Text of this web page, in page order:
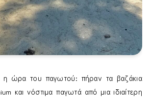
η ώρα του παγωτού: πήραν τα βαζάκια
και νόστιμα παγωτά από μια ιδιαίτερη